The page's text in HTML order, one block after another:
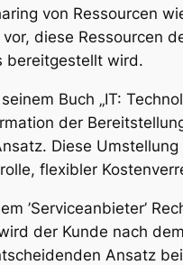
von Ressourcen
diese Ressourcen
bereitgestellt wird.
Buch „IT:
der
Diese
flexibler
’Serviceanbieter’
der Kunde nach
Ansatz